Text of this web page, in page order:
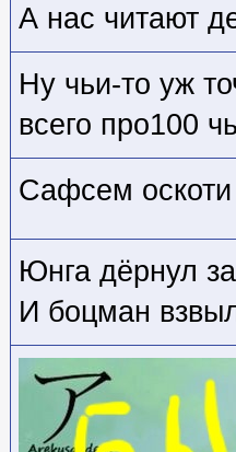
А нас читают
Ну чьи-то уж
всего про100
Сафсем
Юнга дёрнул
И боцман